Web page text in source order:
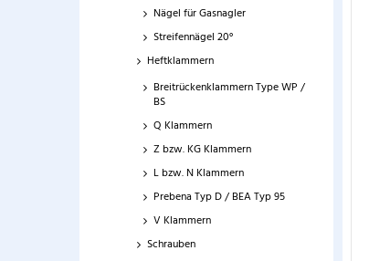
Nägel für Gasnagler
Streifennägel 20°
Heftklammern
Breitrückenklammern Type WP /
BS
Q Klammern
Z bzw. KG Klammern
L bzw. N Klammern
Prebena Typ D / BEA Typ 95
V Klammern
Schrauben